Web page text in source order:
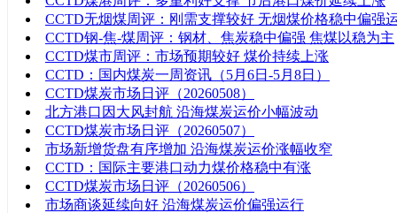
CCTD无烟煤周评：刚需支撑较好 无烟煤价格稳中偏强
CCTD钢-焦-煤周评：钢材、焦炭稳中偏强 焦煤以稳为主
CCTD煤市周评：市场预期较好 煤价持续上涨
CCTD：国内煤炭一周资讯（5月6日-5月8日）
CCTD煤炭市场日评（20260508）
北方港口因大风封航 沿海煤炭运价小幅波动
CCTD煤炭市场日评（20260507）
市场新增货盘有序增加 沿海煤炭运价涨幅收窄
CCTD：国际主要港口动力煤价格稳中有涨
CCTD煤炭市场日评（20260506）
市场商谈延续向好 沿海煤炭运价偏强运行